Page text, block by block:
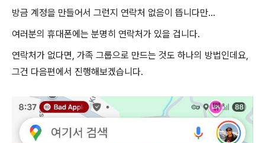
방금 계정을 만들어서 그런지 연락처 없음이 뜹니다만...
여러분의 휴대폰에는 분명히 연락처가 있을 겁니다.
연락처가 없다면, 가족 그룹으로 만드는 것도 하나의 방법인데요,
그건 다음편에서 진행해보겠습니다.